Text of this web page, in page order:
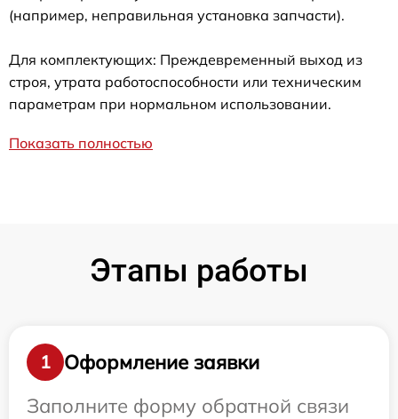
(например, неправильная установка запчасти).
Для комплектующих: Преждевременный выход из
строя, утрата работоспособности или техническим
параметрам при нормальном использовании.
Показать полностью
Этапы работы
1
Оформление заявки
Заполните форму обратной связи